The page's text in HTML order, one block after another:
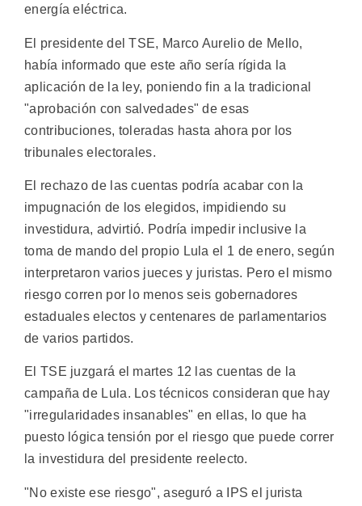
energía eléctrica.
El presidente del TSE, Marco Aurelio de Mello,
había informado que este año sería rígida la
aplicación de la ley, poniendo fin a la tradicional
"aprobación con salvedades" de esas
contribuciones, toleradas hasta ahora por los
tribunales electorales.
El rechazo de las cuentas podría acabar con la
impugnación de los elegidos, impidiendo su
investidura, advirtió. Podría impedir inclusive la
toma de mando del propio Lula el 1 de enero, según
interpretaron varios jueces y juristas. Pero el mismo
riesgo corren por lo menos seis gobernadores
estaduales electos y centenares de parlamentarios
de varios partidos.
El TSE juzgará el martes 12 las cuentas de la
campaña de Lula. Los técnicos consideran que hay
"irregularidades insanables" en ellas, lo que ha
puesto lógica tensión por el riesgo que puede correr
la investidura del presidente reelecto.
"No existe ese riesgo", aseguró a IPS el jurista